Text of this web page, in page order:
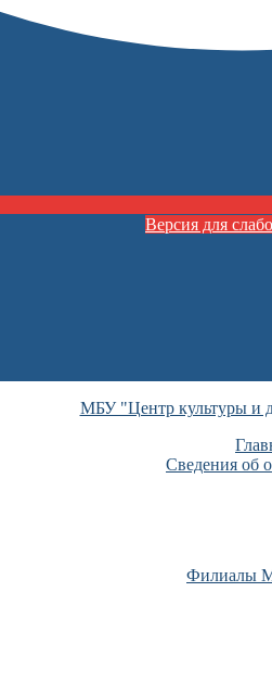
Версия для
МБУ "Центр культуры и
Сведения об
Филиалы